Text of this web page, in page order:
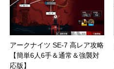
アークナイツ SE-7 高レア攻略
【簡単6人6手＆通常＆強襲対
応版】